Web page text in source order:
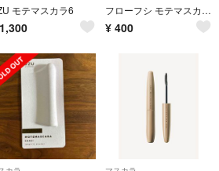
モテマスカラ6
1,300
フローフシ モテマスカラ MOTEMASCARA GLOSS&COAT
¥ 400